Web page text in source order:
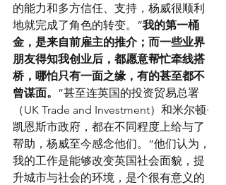
的能力和多方信任、支持，杨威很顺利
地就完成了角色的转变。”我的第一桶
金，是来自前雇主的推介；而一些业界
朋友得知我创业后，都愿意帮忙牵线搭
桥，哪怕只有一面之缘，有的甚至都不
曾谋面。 ”甚至连英国的投资贸易总署
（UK Trade and Investment）和米尔顿·
凯恩斯市政府，都在不同程度上给与了
帮助，杨威至今感念他们。“他们认为，
我的工作是能够改变英国社会面貌，提
升城市与社会的环境，是个很有意义的